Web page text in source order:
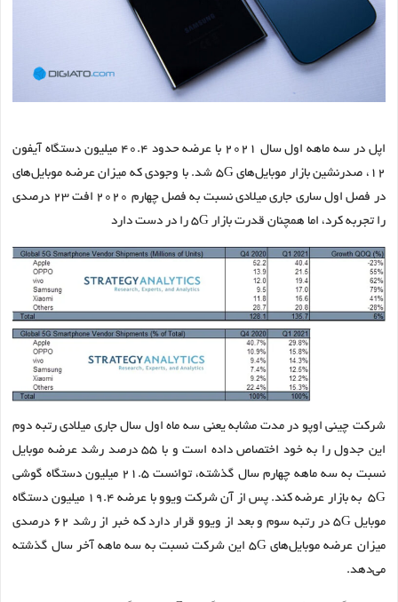
اپل در سه ماهه اول سال ۲۰۲۱ با عرضه حدود ۴۰.۴ میلیون دستگاه آیفون
۱۲، صدرنشین بازار موبایل‌های ۵G‌ شد. با وجودی که میزان عرضه موبایل‌های
در فصل اول ساری جاری میلادی نسبت به فصل چهارم ۲۰۲۰ افت ۲۳ درصدی
را تجربه کرد، اما همچنان قدرت بازار ۵G را در دست دارد
شرکت چینی اوپو در مدت مشابه یعنی سه ماه اول سال جاری میلادی رتبه دوم
این جدول را به خود اختصاص داده است و با ۵۵ درصد رشد عرضه موبایل
نسبت به سه ماهه چهارم سال گذشته، توانست ۲۱.۵ میلیون دستگاه گوشی
۵G‌ به بازار عرضه کند. پس از آن شرکت ویوو با عرضه ۱۹.۴ میلیون دستگاه
موبایل ۵G در رتبه سوم و بعد از ویوو قرار دارد که خبر از رشد ۶۲ درصدی
میزان عرضه موبایل‌های ۵G این شرکت نسبت به سه ماهه آخر سال گذشته
می‌دهد.